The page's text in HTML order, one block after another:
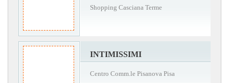
Shopping Casciana Terme
INTIMISSIMI
Centro Comm.le Pisanova Pisa